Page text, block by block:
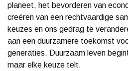
planeet, het bevorderen van
creëren van een rechtvaardige
keuzes en ons gedrag te
aan een duurzamere toekomst
generaties. Duurzaam leven
maar elke keuze telt.